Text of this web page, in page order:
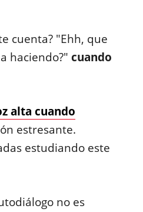
cuenta? "Ehh, que
haciendo?" cuando
alta cuando
estresante.
estudiando este
no es